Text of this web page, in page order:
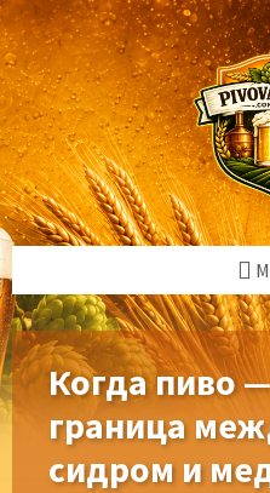
Skip
to
content
Skip
to
left
sidebar
Skip
to
right
sidebar
Skip
to
footer
Когда пиво
граница
сидром и